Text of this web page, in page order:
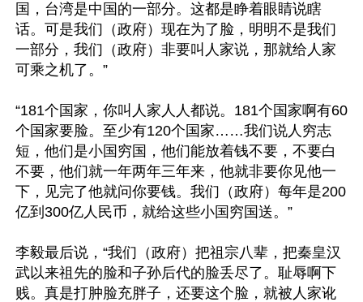
国，台湾是中国的一部分。这都是睁着眼睛说瞎
话。可是我们（政府）现在为了脸，明明不是我们
一部分，我们（政府）非要叫人家说，那就给人家
可乘之机了。”
“181个国家，你叫人家人人都说。181个国家啊有60
个国家要脸。至少有120个国家……我们说人穷志
短，他们是小国穷国，他们能放着钱不要，不要白
不要，他们就一年两年三年来，他就非要你见他一
下，见完了他就问你要钱。我们（政府）每年是200
亿到300亿人民币，就给这些小国穷国送。”
李毅最后说，“我们（政府）把祖宗八辈，把秦皇汉
武以来祖先的脸和子孙后代的脸丢尽了。耻辱啊下
贱。真是打肿脸充胖子，还要这个脸，就被人家讹